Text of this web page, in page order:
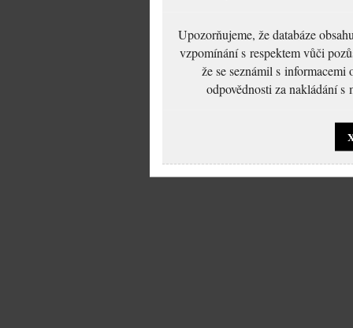
Upozorňujeme, že databáze
vzpomínání s respektem vůči
že se seznámil s
odpovědnosti za nakládání